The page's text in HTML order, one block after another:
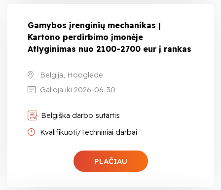
Gamybos įrenginių mechanikas |
Kartono perdirbimo įmonėje
Atlyginimas nuo 2100-2700 eur į rankas
Belgija, Hooglede
Galioja iki 2026-06-30
Belgiška darbo sutartis
Kvalifikuoti/Techniniai darbai
PLAČIAU